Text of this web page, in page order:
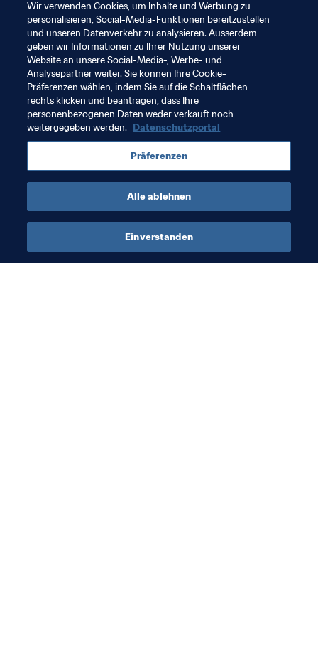
Verwandte Themen
FIFA U-17-Weltmeisterschaft Brasilien 2019™
Tanzania Nigeria Uganda Angola
Guinea Senegal Cameroon Morocco
Wir verwenden Cookies, um Inhalte und Werbung zu
personalisieren, Social-Media-Funktionen bereitzustellen
und unseren Datenverkehr zu analysieren. Ausserdem
geben wir Informationen zu Ihrer Nutzung unserer
Website an unsere Social-Media-, Werbe- und
Analysepartner weiter. Sie können Ihre Cookie-
Präferenzen wählen, indem Sie auf die Schaltflächen
rechts klicken und beantragen, dass Ihre
personenbezogenen Daten weder verkauft noch
weitergegeben werden. Datenschutzportal
Präferenzen
Alle ablehnen
Einverstanden